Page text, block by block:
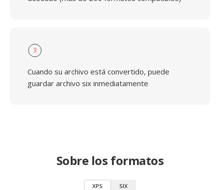
3
Cuando su archivo está convertido, puede
guardar archivo six inmediatamente
Sobre los formatos
XPS SIX